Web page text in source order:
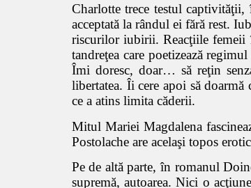
Charlotte trece testul captivităţii,
acceptată la rândul ei fără rest.
riscurilor iubirii. Reacţiile femeii
tandreţea care poetizează
Îmi doresc, doar… să reţin
libertatea. Îi cere apoi să
ce a atins limita căderii.
Mitul Mariei Magdalena
Postolache are acelaşi topos
Pe de altă parte, în romanul
supremă, autoarea. Nici o